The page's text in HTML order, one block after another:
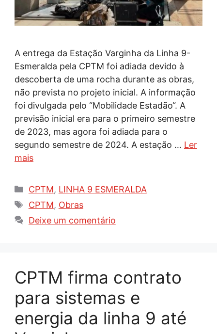
A entrega da Estação Varginha da Linha 9-
Esmeralda pela CPTM foi adiada devido à
descoberta de uma rocha durante as obras,
não prevista no projeto inicial. A informação
foi divulgada pelo “Mobilidade Estadão“. A
previsão inicial era para o primeiro semestre
de 2023, mas agora foi adiada para o
segundo semestre de 2024. A estação … Ler
mais
Categorias
CPTM, LINHA 9 ESMERALDA
Tags
CPTM, Obras
Deixe um comentário
CPTM firma contrato
para sistemas e
energia da linha 9 até